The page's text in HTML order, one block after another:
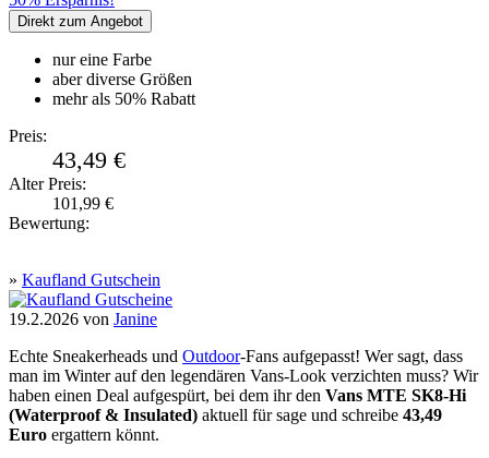
Direkt zum Angebot
nur eine Farbe
aber diverse Größen
mehr als 50% Rabatt
Preis:
43,49 €
Alter Preis:
101,99 €
Bewertung:
» Kaufland Gutschein
19.2.2026 von Janine
Echte Sneakerheads und Outdoor-Fans aufgepasst! Wer sagt, dass
man im Winter auf den legendären Vans-Look verzichten muss? Wir
haben einen Deal aufgespürt, bei dem ihr den Vans MTE SK8-Hi
(Waterproof & Insulated) aktuell für sage und schreibe 43,49
Euro ergattern könnt.